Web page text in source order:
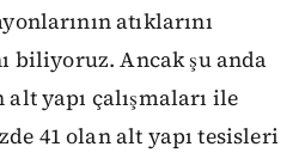
atıklarını
biliyoruz. Ancak şu anda
yapı çalışmaları ile
41 olan alt yapı tesisleri